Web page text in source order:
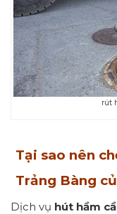
rút
Tại sao nên
Trảng Bàng
Dịch vụ hút hầm